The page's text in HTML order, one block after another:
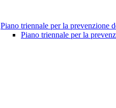
Piano triennale per la prevenzione
Piano triennale per la